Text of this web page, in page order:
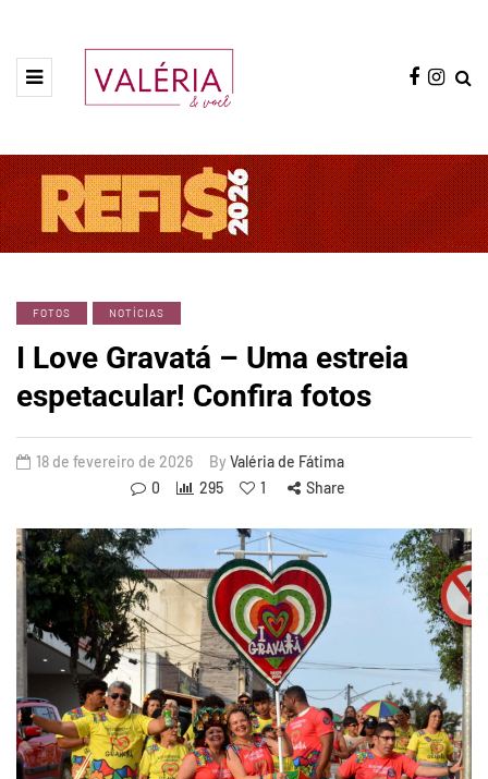
FOTOS NOTÍCIAS
I Love Gravatá – Uma estreia
espetacular! Confira fotos
18 de fevereiro de 2026 By Valéria de Fátima
0
295 1 Share